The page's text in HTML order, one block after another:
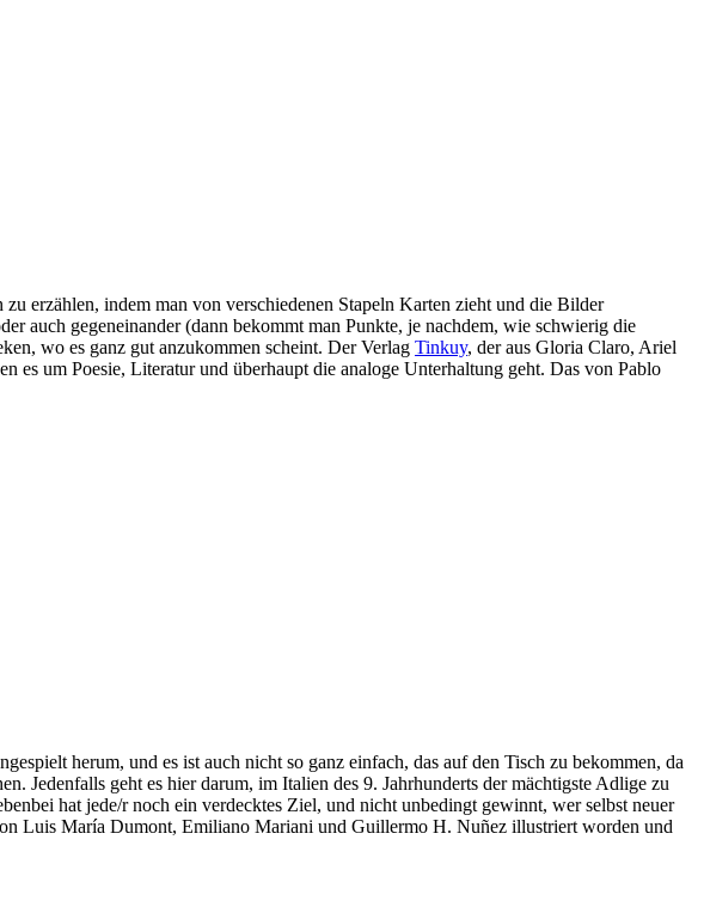
erzählen, indem man von verschiedenen Stapeln Karten zieht und die Bilder
auch gegeneinander (dann bekommt man Punkte, je nachdem, wie schwierig die
wo es ganz gut anzukommen scheint. Der Verlag Tinkuy, der aus Gloria Claro, Ariel
es um Poesie, Literatur und überhaupt die analoge Unterhaltung geht. Das von Pablo
herum, und es ist auch nicht so ganz einfach, das auf den Tisch zu bekommen, da
Jedenfalls geht es hier darum, im Italien des 9. Jahrhunderts der mächtigste Adlige zu
hat jede/r noch ein verdecktes Ziel, und nicht unbedingt gewinnt, wer selbst neuer
Luis María Dumont, Emiliano Mariani und Guillermo H. Nuñez illustriert worden und